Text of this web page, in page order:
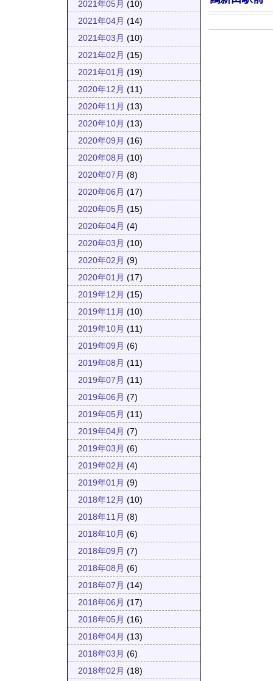
2021年05月 (10)
2021年04月 (14)
2021年03月 (10)
2021年02月 (15)
2021年01月 (19)
2020年12月 (11)
2020年11月 (13)
2020年10月 (13)
2020年09月 (16)
2020年08月 (10)
2020年07月 (8)
2020年06月 (17)
2020年05月 (15)
2020年04月 (4)
2020年03月 (10)
2020年02月 (9)
2020年01月 (17)
2019年12月 (15)
2019年11月 (10)
2019年10月 (11)
2019年09月 (6)
2019年08月 (11)
2019年07月 (11)
2019年06月 (7)
2019年05月 (11)
2019年04月 (7)
2019年03月 (6)
2019年02月 (4)
2019年01月 (9)
2018年12月 (10)
2018年11月 (8)
2018年10月 (6)
2018年09月 (7)
2018年08月 (6)
2018年07月 (14)
2018年06月 (17)
2018年05月 (16)
2018年04月 (13)
2018年03月 (6)
2018年02月 (18)